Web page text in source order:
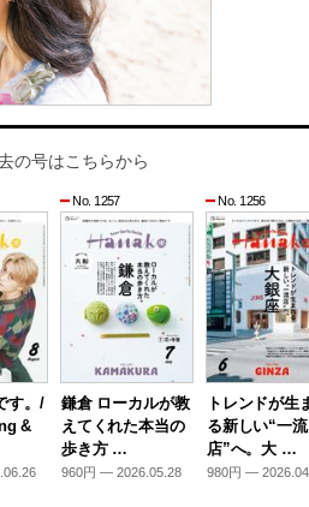
の号はこちらから
す。/
&
No. 1257
鎌倉 ローカルが教
えてくれた本当の
歩き方 …
960円 — 2026.05.28
No. 1256
トレンドが生
る新しい“一流
店”へ。大 …
980円 —